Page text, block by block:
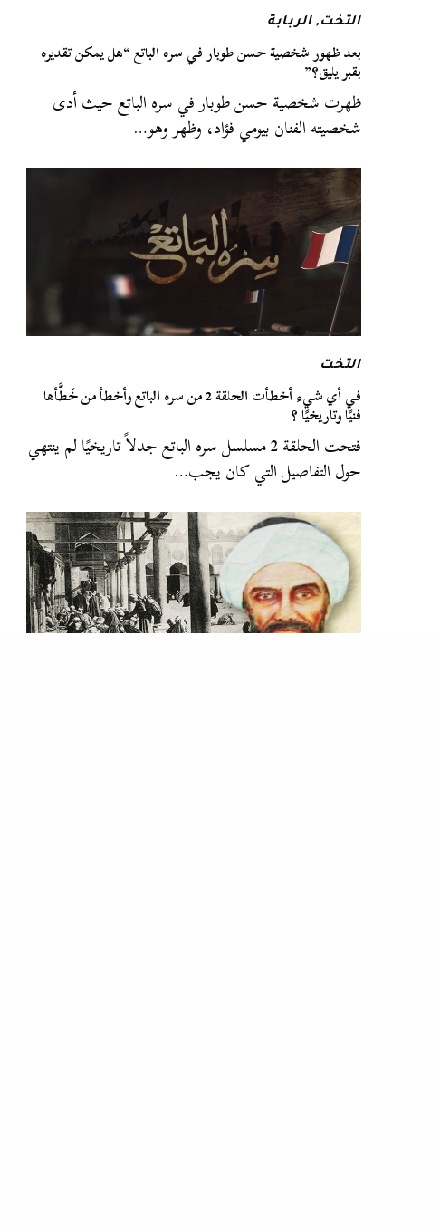
التخت,الربابة
بعد ظهور شخصية حسن طوبار في سره الباتع “هل يمكن تقديره
بقبر يليق؟”
ظهرت شخصية حسن طوبار في سره الباتع حيث أدى
شخصيته الفنان بيومي فؤاد، وظهر وهو…
التخت
في أي شيء أخطأت الحلقة 2 من سره الباتع وأخطأ من خَطَّأها
فنيًا وتاريخيًا ؟
فتحت الحلقة 2 مسلسل سره الباتع جدلاً تاريخيًا لم ينتهي
حول التفاصيل التي كان يجب…